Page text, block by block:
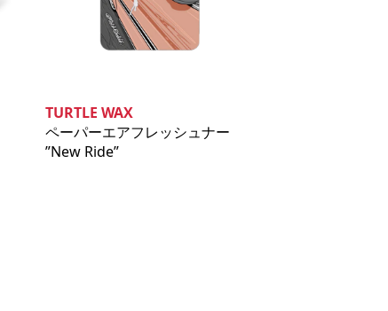
TURTLE WAX
ペーパーエアフレッシュナー
”New Ride”